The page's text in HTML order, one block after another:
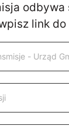
odbywa
link do